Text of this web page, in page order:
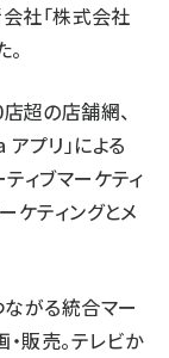
社「株式会社
超の店舗網、
プリ」による
ィブマーケティ
ケティングとメ
がる統合マー
販売。テレビか